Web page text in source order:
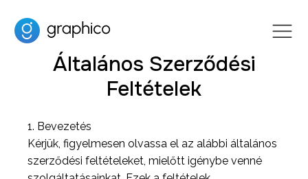
Általános Szerződési
Feltételek
1. Bevezetés
Kérjük, figyelmesen olvassa el az alábbi általános
szerződési feltételeket, mielőtt igénybe venné